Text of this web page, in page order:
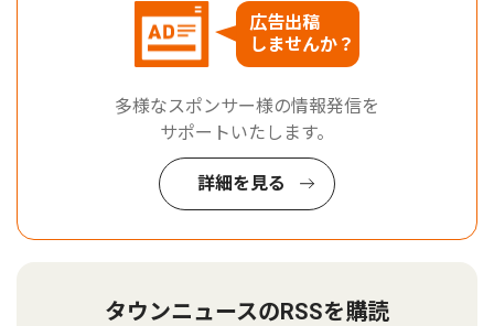
広告出稿
しませんか？
多様なスポンサー様の情報発信を
サポートいたします。
詳細を見る
タウンニュースのRSSを購読